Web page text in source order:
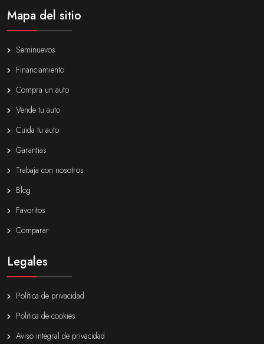
Mapa del sitio
Seminuevos
Financiamiento
Compra un auto
Vende tu auto
Cuida tu auto
Garantias
Trabaja con nosotros
Blog
Favoritos
Comparar
Legales
Política de privacidad
Politica de cookies
Aviso integral de privacidad